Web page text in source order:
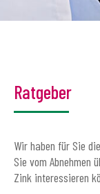
Ratgeber
Wir haben für Sie
Sie vom Abnehmen
Zink interessieren